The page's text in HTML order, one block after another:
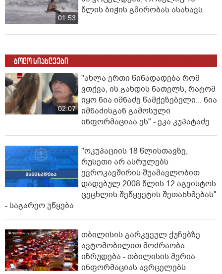
01:53
წლის ბიჭის გმირობას ასახავს
ბოლო სიახლეები
02:07
"ახლა ერთი წინადადება რომ
ვთქვა, ის გახდის ნათელს, რატომ
იყო ნია იმნაძე წამქეზებელი... ნია
იმნაძისგან გამოსული
ინფორმაციაა ეს" - ეკა კუპატაძე
"ოკუპაციის 18 წლისთავზე,
რუსეთი არ ასრულებს
ევროკავშირის შუამავლობით
დადებულ 2008 წლის 12 აგვისტოს
ცეცხლის შეწყვეტის შეთანხმებას"
- საგარეო უწყება
თბილისის გარკვეულ ქუჩებზე
ავტომობილით მოძრაობა
იზრუდება - თბილისის მერია
ინფორმაციას ავრცელებს